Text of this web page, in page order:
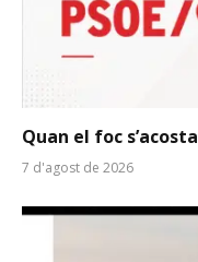
Quan el foc s’acosta
7 d'agost de 2026